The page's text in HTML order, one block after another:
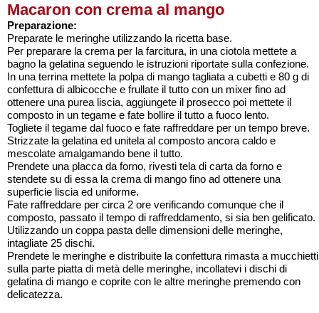
Macaron con crema al mango
Preparazione:
Preparate le meringhe utilizzando la ricetta base.
Per preparare la crema per la farcitura, in una ciotola mettete a
bagno la gelatina seguendo le istruzioni riportate sulla confezione.
In una terrina mettete la polpa di mango tagliata a cubetti e 80 g di
confettura di albicocche e frullate il tutto con un mixer fino ad
ottenere una purea liscia, aggiungete il prosecco poi mettete il
composto in un tegame e fate bollire il tutto a fuoco lento.
Togliete il tegame dal fuoco e fate raffreddare per un tempo breve.
Strizzate la gelatina ed unitela al composto ancora caldo e
mescolate amalgamando bene il tutto.
Prendete una placca da forno, rivesti tela di carta da forno e
stendete su di essa la crema di mango fino ad ottenere una
superficie liscia ed uniforme.
Fate raffreddare per circa 2 ore verificando comunque che il
composto, passato il tempo di raffreddamento, si sia ben gelificato.
Utilizzando un coppa pasta delle dimensioni delle meringhe,
intagliate 25 dischi.
Prendete le meringhe e distribuite la confettura rimasta a mucchietti
sulla parte piatta di metà delle meringhe, incollatevi i dischi di
gelatina di mango e coprite con le altre meringhe premendo con
delicatezza.